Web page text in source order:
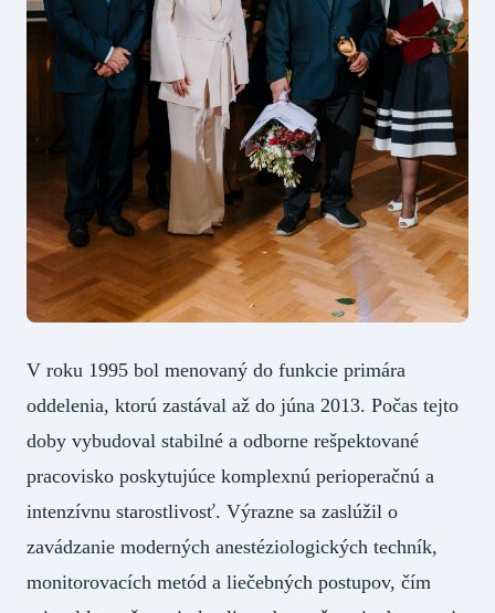
V roku 1995 bol menovaný do funkcie primára
oddelenia, ktorú zastával až do júna 2013. Počas tejto
doby vybudoval stabilné a odborne rešpektované
pracovisko poskytujúce komplexnú perioperačnú a
intenzívnu starostlivosť. Výrazne sa zaslúžil o
zavádzanie moderných anestéziologických techník,
monitorovacích metód a liečebných postupov, čím